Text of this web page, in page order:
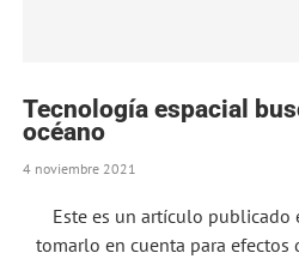
Tecnología espacial
océano
4 noviembre 2021
Este es un artículo publicado
tomarlo en cuenta para